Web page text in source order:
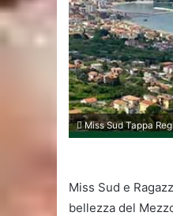
Miss Sud Tappa
Miss Sud e
bellezza del